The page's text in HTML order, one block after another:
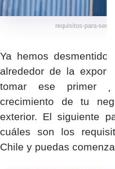
requisitos-para-ser-
Ya hemos
alrededor de la
tomar ese primer
crecimiento de tu
exterior. El siguiente
cuáles son los
Chile y puedas